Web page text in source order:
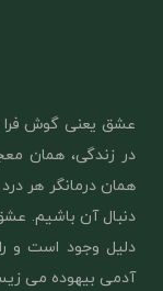
عشق یعنی گوش فرا
در زندگی، همان
همان درمانگر هر
دنبال آن باشیم.
دلیل وجود است و
آدمی بیهوده می